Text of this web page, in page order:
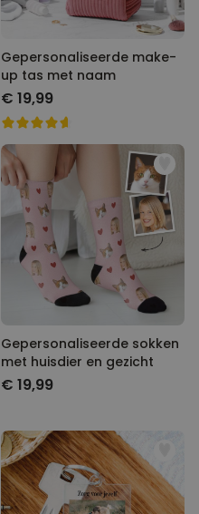
Gepersonaliseerde make-
up tas met naam
€ 19,99
Gepersonaliseerde sokken
met huisdier en gezicht
€ 19,99